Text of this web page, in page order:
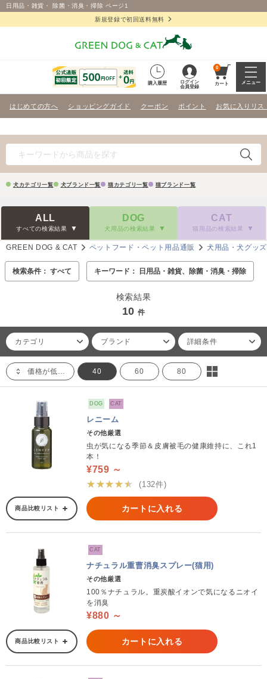
日用品・雑貨・ 除菌・消臭・掃除 ページ1
新規登録で初回送料無料
購入履歴
ログイン
会員登録
0
カート メニュー
はじめての方へ ショッピングガイド クーポン ポイント お気に入りリス
犬カテゴリ一覧 犬ブランド一覧 猫カテゴリ一覧 猫ブランド一覧
ALL
すべての検索結果
DOG
犬用品の検索結果
CAT
猫用品の検索結果
GREEN DOG & CAT ペットフード・ペット用品通販 犬用品・犬グッズ
検索条件： すべて キーワード： 日用品・雑貨、除菌・消臭・掃除
検索結果
10 件
カテゴリ ブランド 詳細条件
価格が低い順 40 60 80
DOG CAT
レニーム
その他厳選
虫が気になる季節＆皮膚被毛の健康維持に、これ1
本！
¥759 ～
★★★★★
(132件)
商品比較リスト カートに入れる
CAT
ナチュラル重曹消臭スプレー(猫用)
その他厳選
100％ナチュラル。重炭酸イオンで気になるニオイ
を消臭
¥880 ～
商品比較リスト カートに入れる